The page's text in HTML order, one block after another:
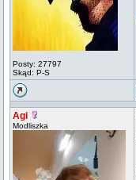
Posty: 27797
Skąd: P-S
Agi
Modliszka